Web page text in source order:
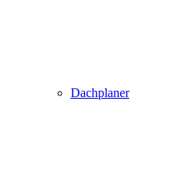
Dachplaner